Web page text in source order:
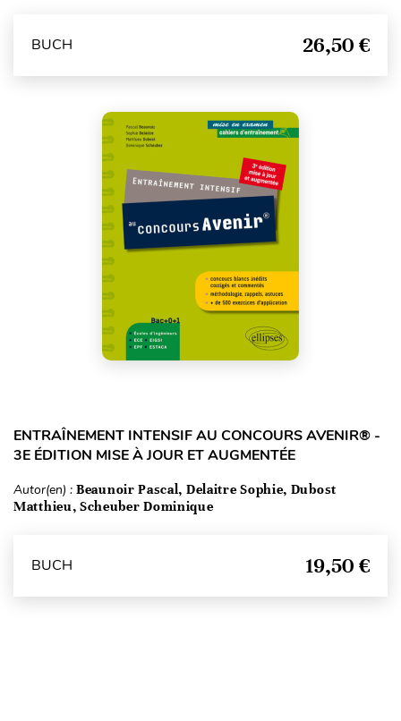
BUCH 26,50 €
ENTRAÎNEMENT INTENSIF AU CONCOURS AVENIR® -
3E ÉDITION MISE À JOUR ET AUGMENTÉE
Autor(en) : Beaunoir Pascal, Delaitre Sophie, Dubost
Matthieu, Scheuber Dominique
BUCH 19,50 €